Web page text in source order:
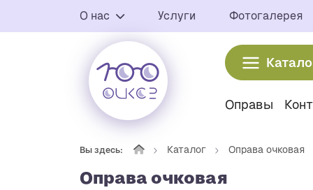
О нас Услуги Фотогалерея
Оправы
Вы здесь: Каталог Оправа очковая
Оправа очковая